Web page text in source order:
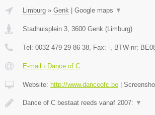
Limburg » Genk | Google maps ▼
Stadhuisplein 3 3600 Genk (Limburg)
Tel: 0032 479 29 86 38 , Fax: - , BTW-nr:
E-mail › Dance of C
Website: http://www.danceofc.be |
Dance of C bestaat reeds vanaf 2007: ▼